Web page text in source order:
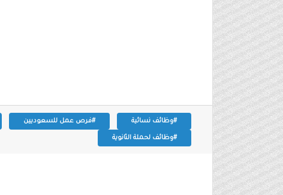
#وظائف نسائية #فرص عمل للسعوديين
#وظائف لحملة الثانوية